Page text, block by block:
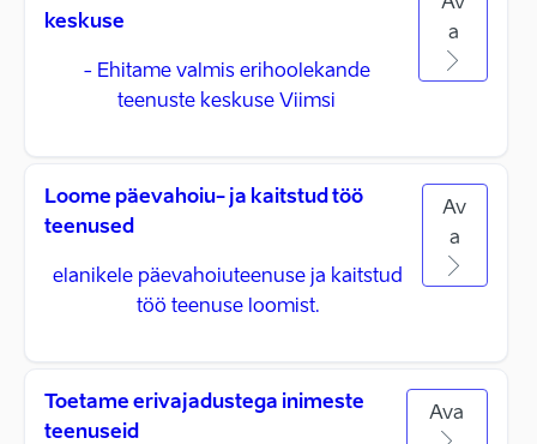
keskuse
- Ehitame valmis erihoolekande
teenuste keskuse Viimsi
a
Loome päevahoiu- ja kaitstud töö
teenused
elanikele päevahoiuteenuse ja kaitstud
töö teenuse loomist.
Av
a
Toetame erivajadustega inimeste
teenuseid
Ava